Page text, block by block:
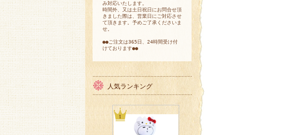
み対応いたします。
時間外、又は土日祝日にお問合せ頂
きました際は、営業日にご対応させ
て頂きます。予めご了承くださいま
せ。
●●ご注文は365日、24時間受け付
けております●●
人気ランキング